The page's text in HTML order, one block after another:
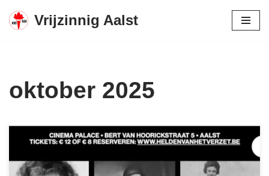
Spring
inhoud
Vrijzinnig Aalst
oktober 2025